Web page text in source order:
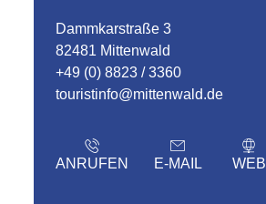
Dammkarstraße 3
82481 Mittenwald
+49 (0) 8823 / 3360
touristinfo@mittenwald.de
ANRUFEN E-MAIL WEB